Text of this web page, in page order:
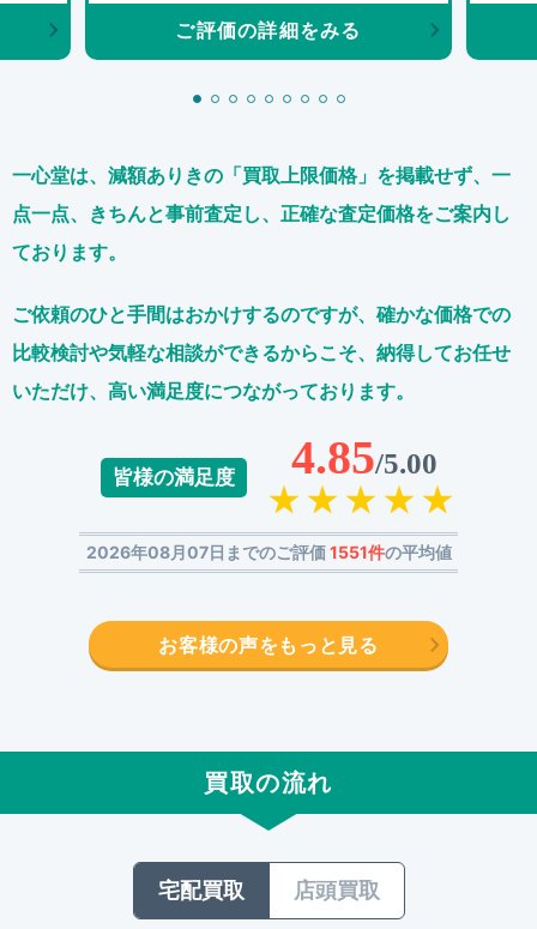
ご評価の詳細をみる
一心堂は、減額ありきの「買取上限価格」を掲載せず、 一
点一点、きちんと事前査定し、正確な査定価格をご案内し
ております。
ご依頼のひと手間はおかけするのですが、 確かな価格での
比較検討や気軽な相談ができるからこそ、 納得してお任せ
いただけ、高い満足度につながっております。
皆様の満足度 4.85/5.00
2026年08月07日までのご評価1551件の平均値
お客様の声をもっと見る
買取の流れ
宅配買取 店頭買取